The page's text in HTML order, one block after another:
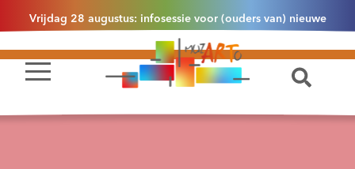
Vrijdag 28 augustus: infosessie voor (ouders van) nieuwe
leerlingen 2.1 om 13u30 in Essen